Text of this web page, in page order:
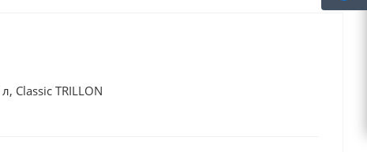
Classic TRILLON